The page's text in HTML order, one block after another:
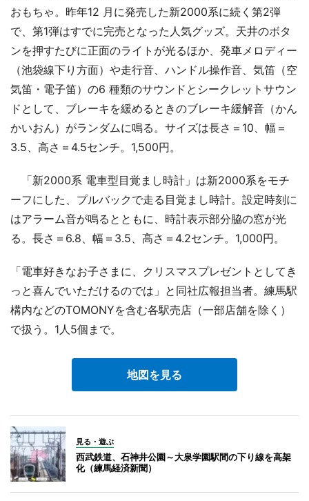
おもちゃ。昨年12 月に発売した新2000系に続く第2弾
で、第1弾はすでに完売となった人気グッズ。天井のボタ
ンを押すたびに正面のライトが光るほか、発車メロディー
（池袋線下り方面）や走行音、ハンドル操作音、気笛（空
気笛・電子笛）の6 種類のサウンドとシークレットサウン
ドとして、ブレーキを緩めるときのブレーキ緩解音（かん
かいおん）がランダムに鳴る。サイズは長さ＝10、幅＝
3.5、高さ＝4.5センチ。1,500円。
「新2000系 電車型目覚まし時計」は新2000系をモチ
ーフにした、プルバックで走る目覚まし時計。設定時刻に
はアラーム音が鳴るとともに、時計表示部分脇の窓が光
る。長さ＝6.8、幅＝3.5、高さ＝4.2センチ。1,000円。
「電車好きなお子さまに、クリスマスプレゼントとしてき
っと喜んでいただけるのでは」と同社広報担当者。練馬駅
構内などのTOMONYを含む各駅売店（一部店舗を除く）
で扱う。1人5個まで。
地図を見る
見る・遊ぶ
西武鉄道、石神井公園～大泉学園駅間の下り線を高架
化（練馬経済新聞）